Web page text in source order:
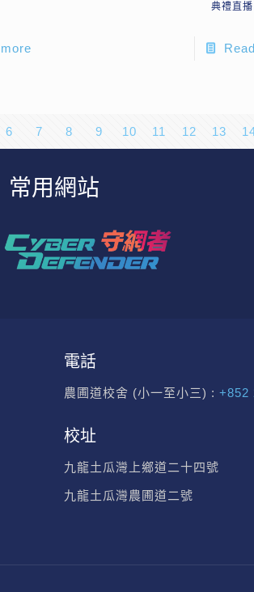
典禮直播
6 7 8 9 10 11 12 13
常用網站
電話
農圃道校舍 (小一至小三) : +852
校址
九龍土瓜灣上鄉道二十四號
九龍土瓜灣農圃道二號